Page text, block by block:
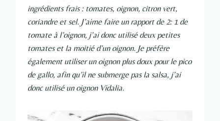
ingrédients frais : tomates, oignon, citron vert,
coriandre et sel. J’aime faire un rapport de 2: 1 de
tomate à l’oignon, j’ai donc utilisé deux petites
tomates et la moitié d’un oignon. Je préfère
également utiliser un oignon plus doux pour le pico
de gallo, afin qu’il ne submerge pas la salsa, j’ai
donc utilisé un oignon Vidalia.